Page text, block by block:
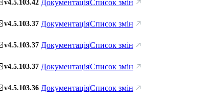
v4.5.103.42 ДокументаціяСписок змін
v4.5.103.37 ДокументаціяСписок змін
v4.5.103.37 ДокументаціяСписок змін
v4.5.103.37 ДокументаціяСписок змін
v4.5.103.36 ДокументаціяСписок змін